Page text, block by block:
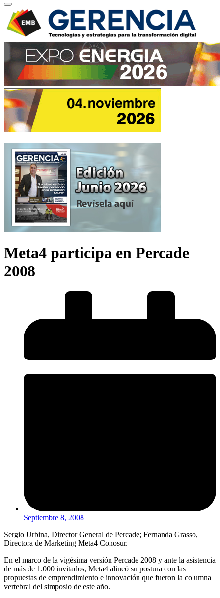
Meta4 participa en Percade
2008
Septiembre 8, 2008
Sergio Urbina, Director General de Percade; Fernanda Grasso,
Directora de Marketing Meta4 Conosur.
En el marco de la vigésima versión Percade 2008 y ante la asistencia
de más de 1.000 invitados, Meta4 alineó su postura con las
propuestas de emprendimiento e innovación que fueron la columna
vertebral del simposio de este año.